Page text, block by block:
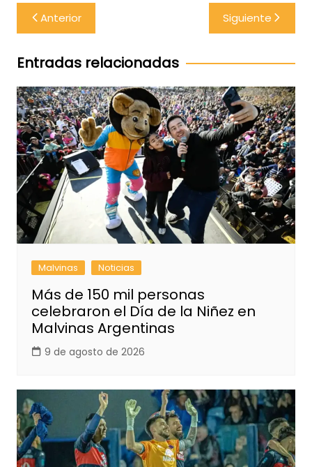
Navegación
de
entradas
Anterior Siguiente
Entradas relacionadas
Malvinas Noticias
Más de 150 mil personas
celebraron el Día de la Niñez en
Malvinas Argentinas
9 de agosto de 2026